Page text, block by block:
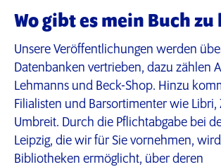
Wo gibt es mein Buch
Unsere Veröffentlichungen werden
Datenbanken vertrieben, dazu zählen
Lehmanns und Beck-Shop. Hinzu
Filialisten und Barsortimenter wie
Umbreit. Durch die Pflichtabgabe bei
Leipzig, die wir für Sie vornehmen,
Bibliotheken ermöglicht, über deren